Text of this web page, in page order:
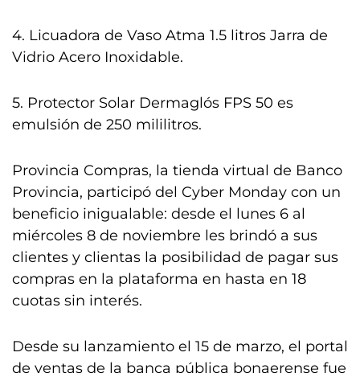
4. Licuadora de Vaso Atma 1.5 litros Jarra de
Vidrio Acero Inoxidable.
5. Protector Solar Dermaglós FPS 50 es
emulsión de 250 mililitros.
Provincia Compras, la tienda virtual de Banco
Provincia, participó del Cyber Monday con un
beneficio inigualable: desde el lunes 6 al
miércoles 8 de noviembre les brindó a sus
clientes y clientas la posibilidad de pagar sus
compras en la plataforma en hasta en 18
cuotas sin interés.
Desde su lanzamiento el 15 de marzo, el portal
de ventas de la banca pública bonaerense fue